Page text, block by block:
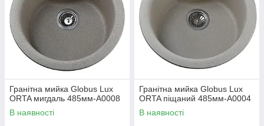
Гранітна мийка Globus Lux
ORTA мигдаль 485мм-А0008
В наявності
Гранітна мийка Globus Lux
ORTA піщаний 485мм-А0004
В наявності